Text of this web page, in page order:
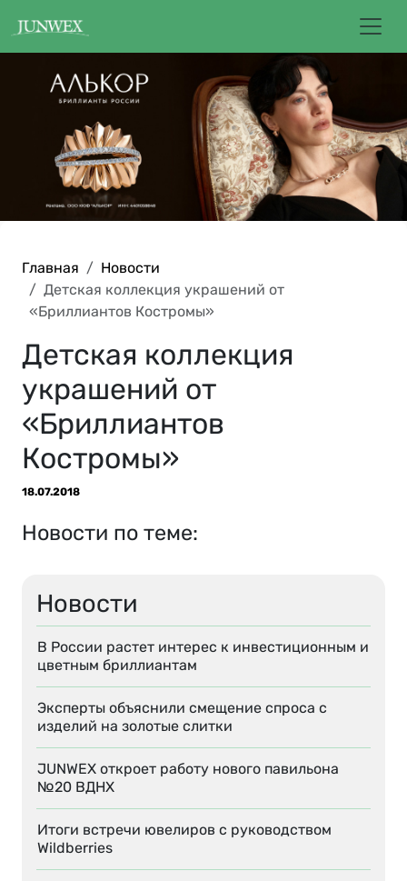
Главная
Новости
Детская коллекция украшений от
«Бриллиантов Костромы»
Новости
В России растет интерес к инвестиционным и
цветным бриллиантам
Эксперты объяснили смещение спроса с
изделий на золотые слитки
JUNWEX откроет работу нового павильона
№20 ВДНХ
Итоги встречи ювелиров с руководством
Wildberries
Детская коллекция
украшений от
«Бриллиантов
Костромы»
18.07.2018
Новости по теме: